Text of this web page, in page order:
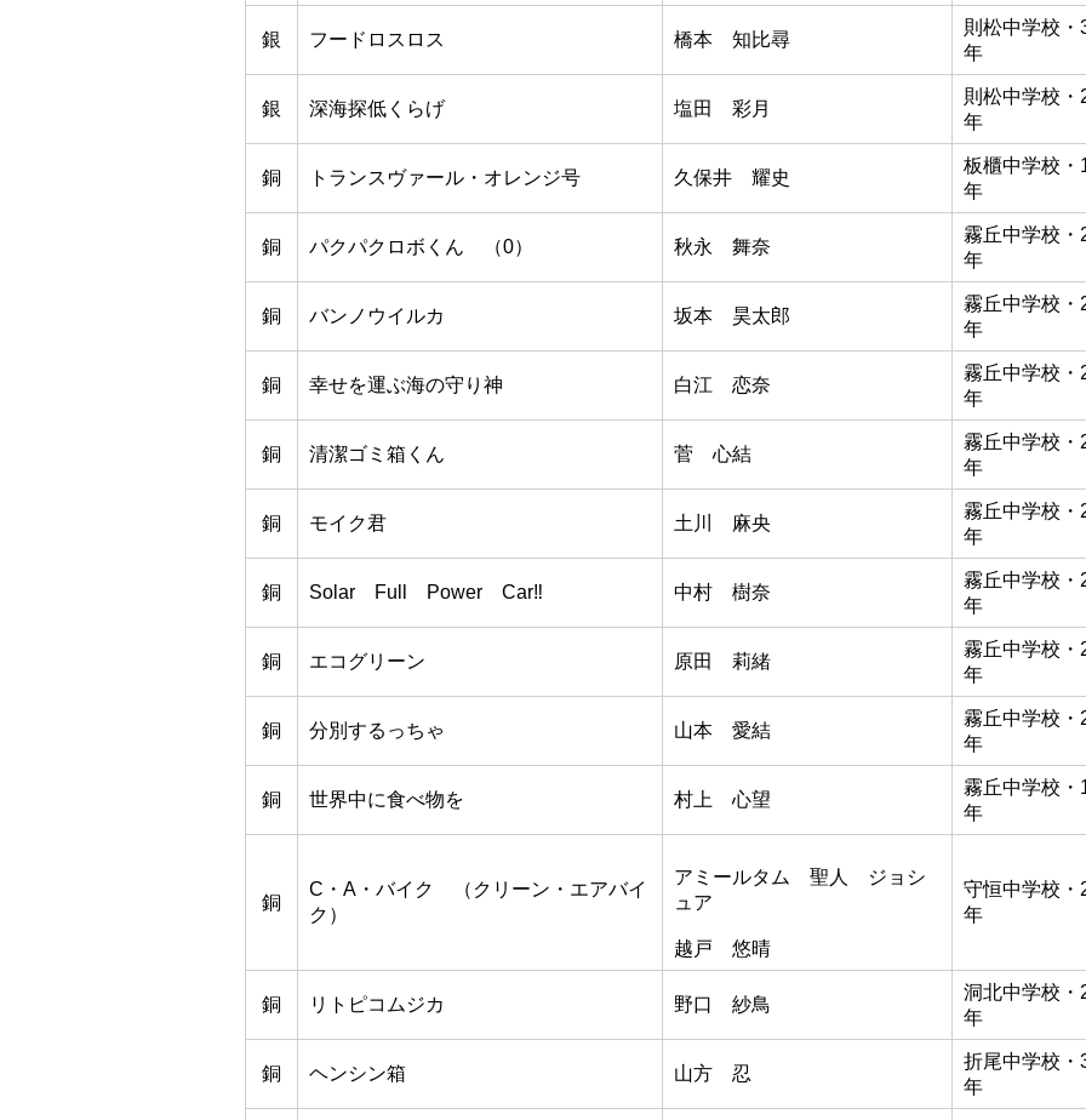
銀 フードロスロス 橋本 知比尋
則松中学校・
年
銀 深海探低くらげ 塩田 彩月
則松中学校・
年
銅 トランスヴァール・オレンジ号 久保井 耀史
板櫃中学校・
年
銅 パクパクロボくん （0） 秋永 舞奈
霧丘中学校・
年
銅 バンノウイルカ 坂本 昊太郎
霧丘中学校・
年
銅 幸せを運ぶ海の守り神 白江 恋奈
霧丘中学校・
年
銅 清潔ゴミ箱くん 菅 心結
霧丘中学校・
年
銅 モイク君 土川 麻央
霧丘中学校・
年
銅 Solar Full Power Car‼ 中村 樹奈
霧丘中学校・
年
銅 エコグリーン 原田 莉緒
霧丘中学校・
年
銅 分別するっちゃ 山本 愛結
霧丘中学校・
年
銅 世界中に食べ物を 村上 心望
霧丘中学校・
年
銅
C・A・バイク （クリーン・エアバイ
ク）
アミールタム 聖人 ジョシ
ュア
越戸 悠晴
守恒中学校・
年
銅 リトピコムジカ 野口 紗鳥
洞北中学校・
年
銅 ヘンシン箱 山方 忍
折尾中学校・
年